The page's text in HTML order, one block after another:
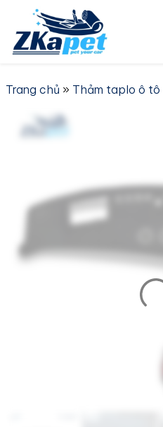
Skip to content
Trang chủ » Thảm taplo ô tô